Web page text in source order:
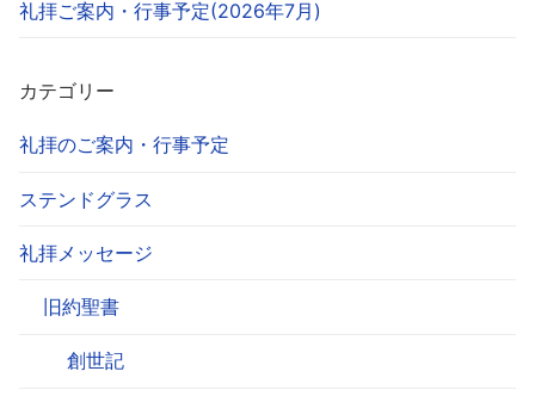
礼拝ご案内・行事予定(2026年7月)
カテゴリー
礼拝のご案内・行事予定
ステンドグラス
礼拝メッセージ
旧約聖書
創世記